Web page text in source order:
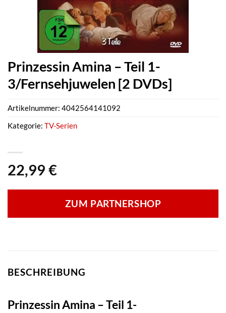
Prinzessin Amina – Teil 1-
3/Fernsehjuwelen [2 DVDs]
22,99 €
ZUM PARTNERSHOP
Artikelnummer: 4042564141092
Kategorie: TV-Serien
BESCHREIBUNG
Prinzessin Amina – Teil 1-